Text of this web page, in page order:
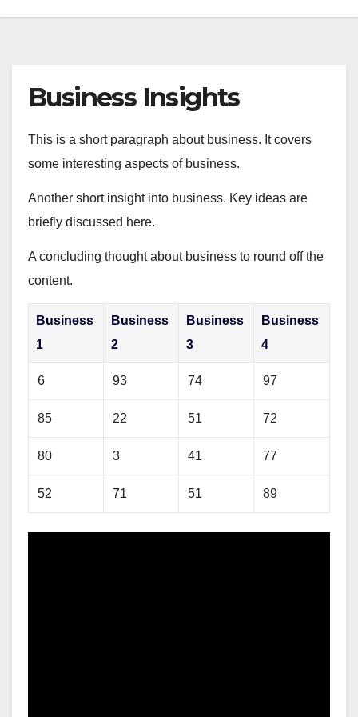
Business Insights
This is a short paragraph about business. It covers
some interesting aspects of business.
Another short insight into business. Key ideas are
briefly discussed here.
A concluding thought about business to round off the
content.
Business
1
Business
2
Business
3
Business
4
6 93 74 97
85 22 51 72
80 3 41 77
52 71 51 89